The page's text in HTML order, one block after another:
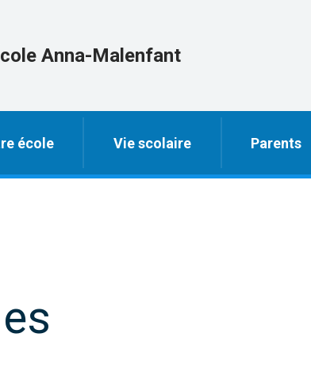
Anna-Malenfant
école Vie scolaire Parents